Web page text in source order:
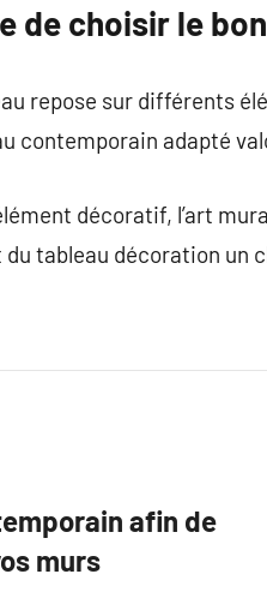
de choisir le
repose sur différents
contemporain adapté
décoratif, l’art
tableau décoration un
afin de
murs